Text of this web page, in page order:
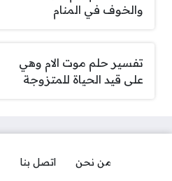
والخوف في المنام
تفسير حلم موت الام وهي
على قيد الحياة للمتزوجة
من نحن اتصل بنا